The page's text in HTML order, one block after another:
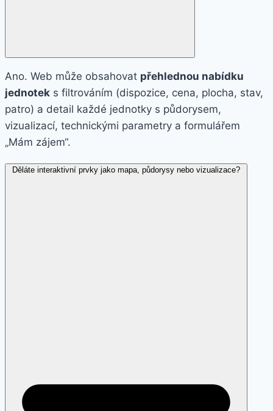
Ano. Web může obsahovat přehlednou nabídku
jednotek s filtrováním (dispozice, cena, plocha, stav,
patro) a detail každé jednotky s půdorysem,
vizualizací, technickými parametry a formulářem
„Mám zájem“.
Děláte interaktivní prvky jako mapa, půdorysy nebo vizualizace?